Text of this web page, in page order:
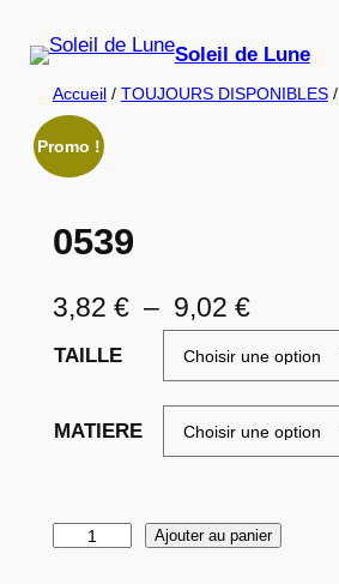
contenu
Soleil de Lune
Accueil/ TOUJOURS DISPONIBLES/
Promo !
0539
3,82 € – 9,02 €P
l
a
g
d
e
TAILLE
MATIERE
Ajouter au panier